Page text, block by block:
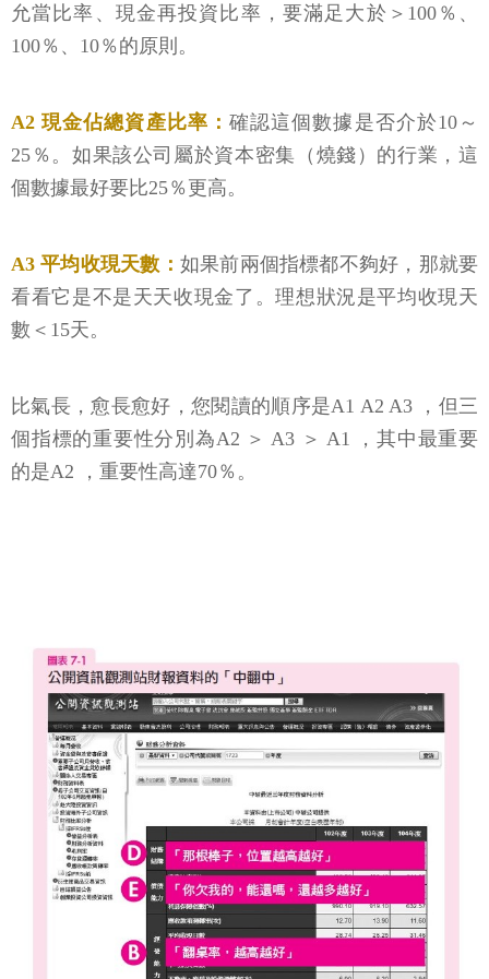
允當比率、現金再投資比率，要滿足大於＞100％、
100％、10％的原則。
A2 現金佔總資產比率： 確認這個數據是否介於10～
25％。如果該公司屬於資本密集（燒錢）的行業，這
個數據最好要比25％更高。
A3 平均收現天數： 如果前兩個指標都不夠好，那就要
看看它是不是天天收現金了。理想狀況是平均收現天
數＜15天。
比氣長，愈長愈好，您閱讀的順序是A1 A2 A3 ，但三
個指標的重要性分別為A2 ＞ A3 ＞ A1 ，其中最重要
的是A2 ，重要性高達70％。